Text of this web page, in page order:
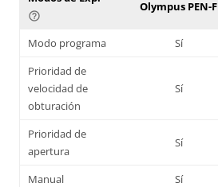
help_outline
Olympus PEN-F
Modo programa Sí
Prioridad de
velocidad de
obturación
Sí
Prioridad de
apertura
Sí
Manual Sí